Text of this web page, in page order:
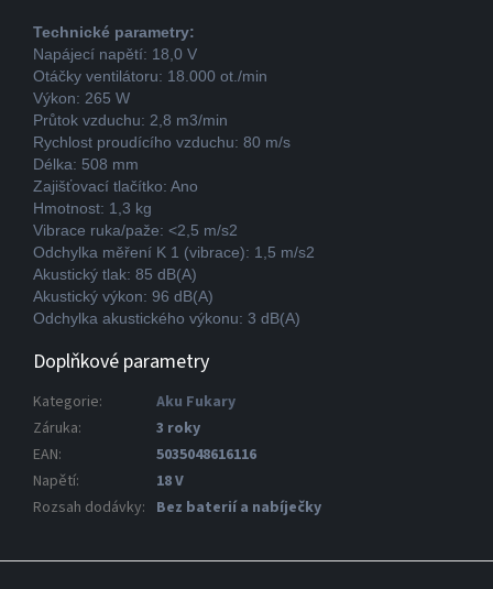
Technické parametry:
Napájecí napětí: 18,0 V
Otáčky ventilátoru: 18.000 ot./min
Výkon: 265 W
Průtok vzduchu: 2,8 m3/min
Rychlost proudícího vzduchu: 80 m/s
Délka: 508 mm
Zajišťovací tlačítko: Ano
Hmotnost: 1,3 kg
Vibrace ruka/paže: <2,5 m/s2
Odchylka měření K 1 (vibrace): 1,5 m/s2
Akustický tlak: 85 dB(A)
Akustický výkon: 96 dB(A)
Odchylka akustického výkonu: 3 dB(A)
Doplňkové parametry
Kategorie:
Aku Fukary
Záruka:
3 roky
EAN:
5035048616116
Napětí:
18 V
Rozsah dodávky: Bez baterií a nabíječky
Z